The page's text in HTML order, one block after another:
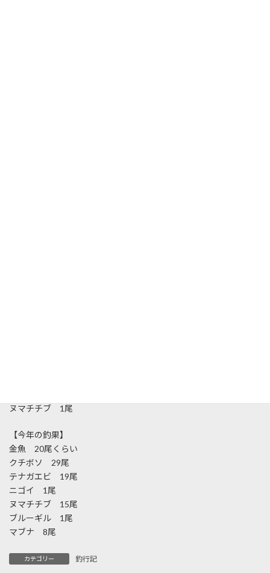
ヌマチチブ 1尾
【今年の釣果】
金魚 20尾くらい
クチボソ 29尾
テナガエビ 19尾
ニゴイ 1尾
ヌマチチブ 15尾
ブルーギル 1尾
マブナ 8尾
カテゴリー 釣行記